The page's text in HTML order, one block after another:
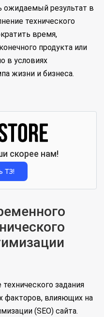
ожидаемый результат в
технического
время,
продукта или
в условиях
жизни и бизнеса.
скорее нам!
ТЗ!
задания
факторов, влияющих на
(SEO) сайта.